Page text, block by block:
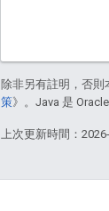
除非另有註明，否則
策》。Java 是
上次更新時間：